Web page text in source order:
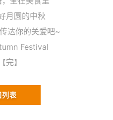
圆的中秋
你的关爱吧~
Festival
】
列表